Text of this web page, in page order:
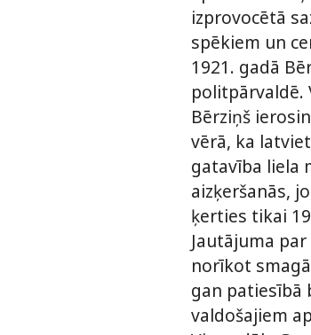
izprovocētā
spēkiem un
1921. gadā
politpārvaldē.
Bērziņš
vērā, ka
gatavība liela
aizķeršanās,
ķerties tikai
Jautājuma
norīkot
gan patiesībā
valdošajiem